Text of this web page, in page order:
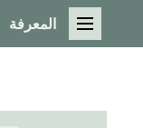
القائمة الرئيسية
المعرفة